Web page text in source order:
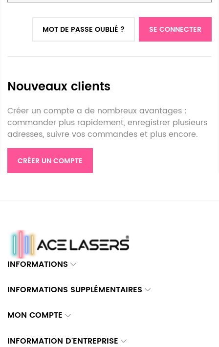
SE CONNECTER
MOT DE PASSE OUBLIÉ ?
Nouveaux clients
Créer un compte a de nombreux avantages :
commander plus rapidement, enregistrer plusieurs
adresses, suivre vos commandes et plus encore.
CRÉER UN COMPTE
INFORMATIONS
INFORMATIONS SUPPLÉMENTAIRES
MON COMPTE
INFORMATION D'ENTREPRISE